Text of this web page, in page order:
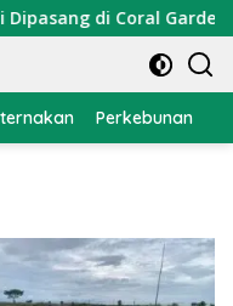
di Coral Garden
Perkebunan